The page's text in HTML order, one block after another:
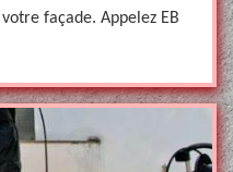
façade. Appelez EB